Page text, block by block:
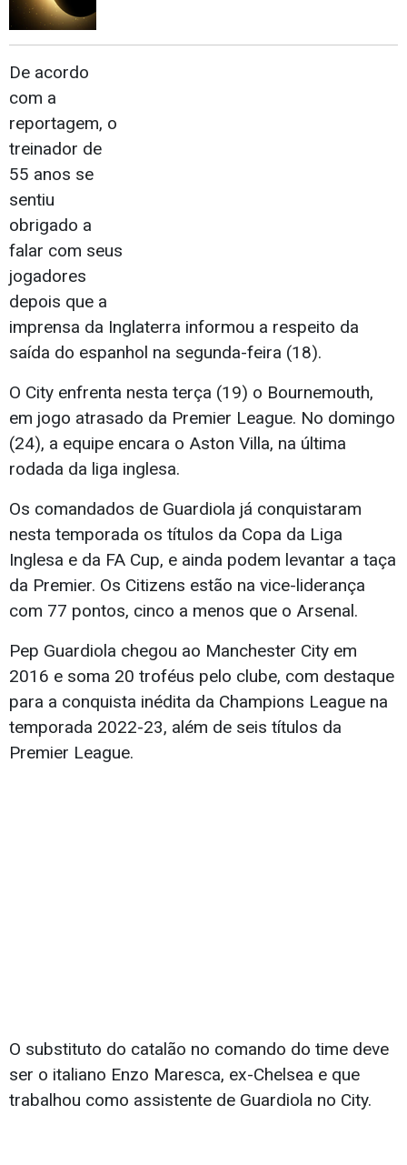
De acordo
com a
reportagem, o
treinador de
55 anos se
sentiu
obrigado a
falar com seus
jogadores
depois que a
imprensa da Inglaterra informou a respeito da
saída do espanhol na segunda-feira (18).
O City enfrenta nesta terça (19) o Bournemouth,
em jogo atrasado da Premier League. No domingo
(24), a equipe encara o Aston Villa, na última
rodada da liga inglesa.
Os comandados de Guardiola já conquistaram
nesta temporada os títulos da Copa da Liga
Inglesa e da FA Cup, e ainda podem levantar a taça
da Premier. Os Citizens estão na vice-liderança
com 77 pontos, cinco a menos que o Arsenal.
Pep Guardiola chegou ao Manchester City em
2016 e soma 20 troféus pelo clube, com destaque
para a conquista inédita da Champions League na
temporada 2022-23, além de seis títulos da
Premier League.
O substituto do catalão no comando do time deve
ser o italiano Enzo Maresca, ex-Chelsea e que
trabalhou como assistente de Guardiola no City.